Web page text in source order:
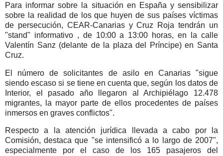
Para informar sobre la situación en España y sensibilizar
sobre la realidad de los que huyen de sus países víctimas
de persecución, CEAR-Canarias y Cruz Roja tendrán un
"stand" informativo , de 10:00 a 13:00 horas, en la calle
Valentín Sanz (delante de la plaza del Príncipe) en Santa
Cruz.
El número de solicitantes de asilo en Canarias "sigue
siendo escaso si se tiene en cuenta que, según los datos de
Interior, el pasado año llegaron al Archipiélago 12.478
migrantes, la mayor parte de ellos procedentes de países
inmersos en graves conflictos".
Respecto a la atención jurídica llevada a cabo por la
Comisión, destaca que "se intensificó a lo largo de 2007",
especialmente por el caso de los 165 pasajeros del